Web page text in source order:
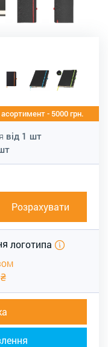
- 5000 грн.
від 1 шт
Розрахувати
логотипа
₴